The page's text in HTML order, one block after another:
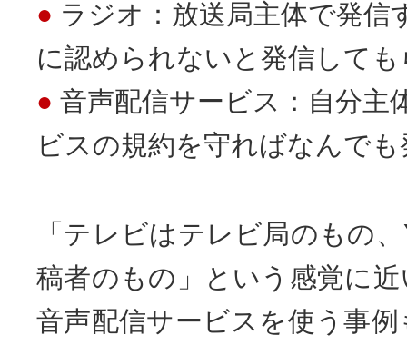
ラジオ：放送局主体で発信
に認められないと発信して
音声配信サービス：自分主
ビスの規約を守ればなんで
「テレビはテレビ局のもの
稿者のもの」という感覚に
音声配信サービスを使う事